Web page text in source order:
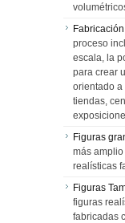
proceso
escala, la
para crear
orientado a
tiendas,
Figuras
más
realísticas
Figuras
figuras
fabricadas